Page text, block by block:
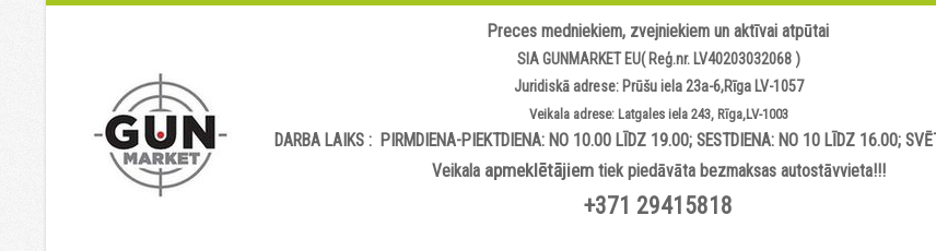
Preces medniekiem, zvejniekiem un aktīvai atpūtai
SIA GUNMARKET EU( Reģ.nr. LV40203032068 )
Juridiskā adrese: Prūšu iela 23a-6,Rīga LV-1057
Veikala adrese: Latgales iela 243, Rīga,LV-1003
DARBA LAIKS : PIRMDIENA-PIEKTDIENA: NO 10.00 LĪDZ 19.00; SESTDIENA: NO 10 LĪDZ 16.00;
Veikala apmeklētājiemtiek piedāvāta bezmaksas autostāvvieta!!!
+371 29415818